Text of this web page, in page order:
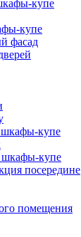
купе
купе
фасад
купе
купе
посередине
помещения